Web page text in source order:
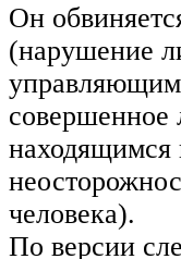
Он
(нарушение
управляющим
совершенное
находящимся
человека).
По версии